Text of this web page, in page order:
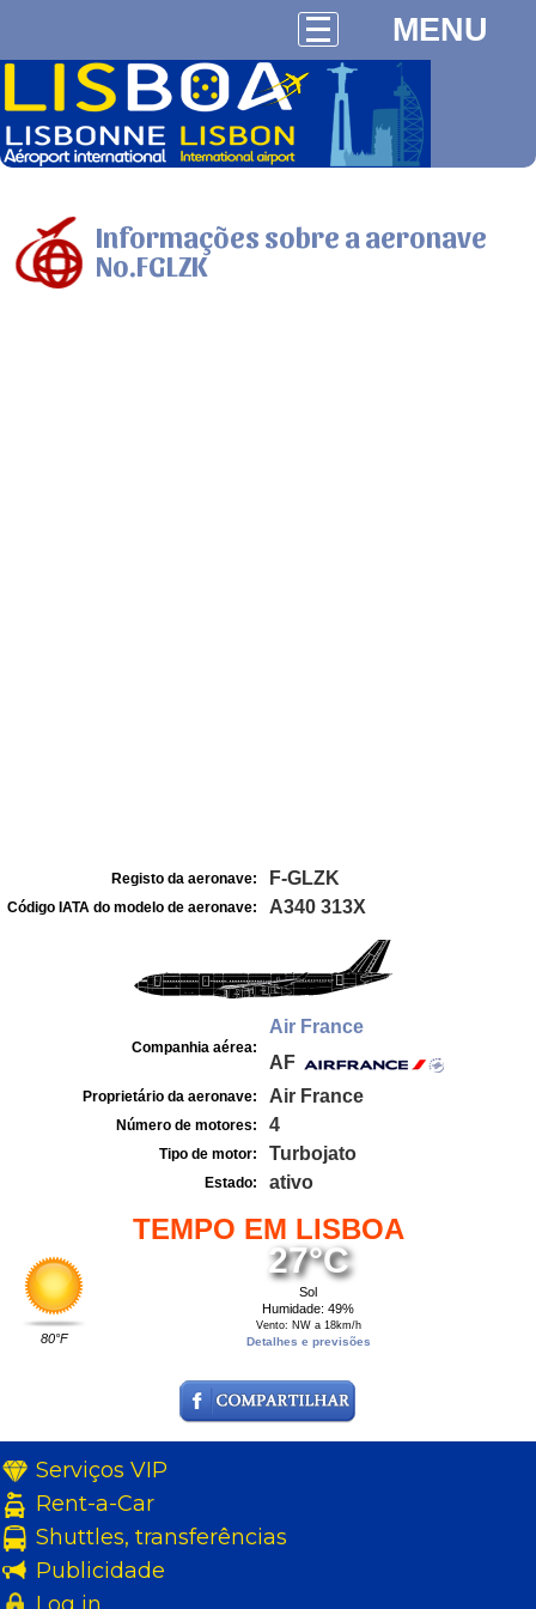
MENU
Informações sobre a aeronave
No.FGLZK
Registo da aeronave: F-GLZK
Código IATA do modelo de aeronave: A340 313X
Companhia aérea:
Air France
AF
Proprietário da aeronave: Air France
Número de motores: 4
Tipo de motor: Turbojato
Estado: ativo
TEMPO EM LISBOA
80°F
27°C
Sol
Humidade: 49%
Vento: NW a 18km/h
Detalhes e previsões
Serviços VIP
Rent-a-Car
Shuttles, transferências
Publicidade